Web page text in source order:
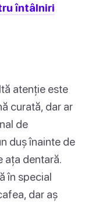
întâlniri
atenție este
curată, dar ar
de
duș înainte de
ața dentară.
în special
dar aș